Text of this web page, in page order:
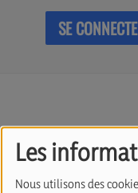
Les
Nous utilisons des
SE